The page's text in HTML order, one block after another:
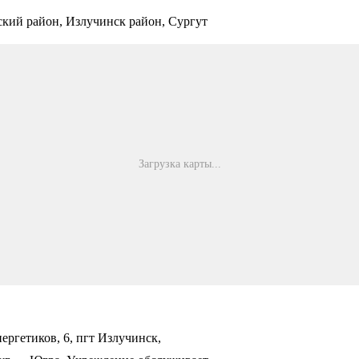
район, Излучинск район, Сургут
Загрузка карты...
6, пгт Излучинск,